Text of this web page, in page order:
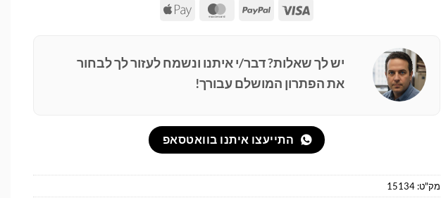
Visa
PayPal
MasterCard
Apple
יש לך שאלות? דבר/י איתנו ונשמח לעזור לך לבחור
את הפתרון המושלם עבורך!
התייעצו איתנו בוואטסאפ
מק"ט:15134